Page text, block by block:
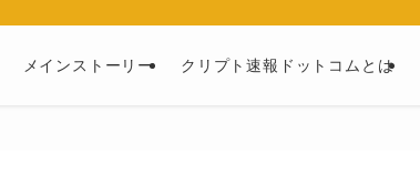
メインストーリー クリプト速報ドットコムとは